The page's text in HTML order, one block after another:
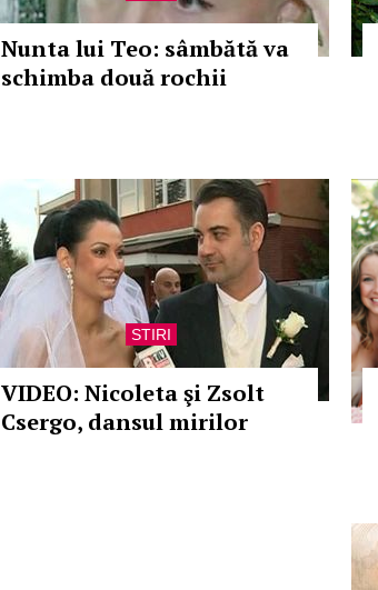
Nunta lui Teo: sâmbătă va
schimba două rochii
STIRI
VIDEO: Nicoleta şi Zsolt
Csergo, dansul mirilor